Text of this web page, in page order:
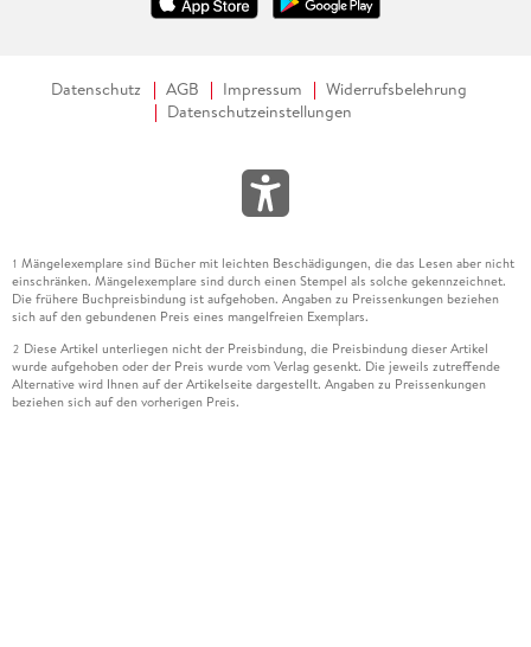
Datenschutz AGB Impressum
Widerrufsbelehrung
Datenschutzeinstellungen
1 Mängelexemplare sind Bücher mit leichten Beschädigungen, die das Lesen aber nicht
einschränken. Mängelexemplare sind durch einen Stempel als solche gekennzeichnet.
Die frühere Buchpreisbindung ist aufgehoben. Angaben zu Preissenkungen beziehen
sich auf den gebundenen Preis eines mangelfreien Exemplars.
2 Diese Artikel unterliegen nicht der Preisbindung, die Preisbindung dieser Artikel
wurde aufgehoben oder der Preis wurde vom Verlag gesenkt. Die jeweils zutreffende
Alternative wird Ihnen auf der Artikelseite dargestellt. Angaben zu Preissenkungen
beziehen sich auf den vorherigen Preis.